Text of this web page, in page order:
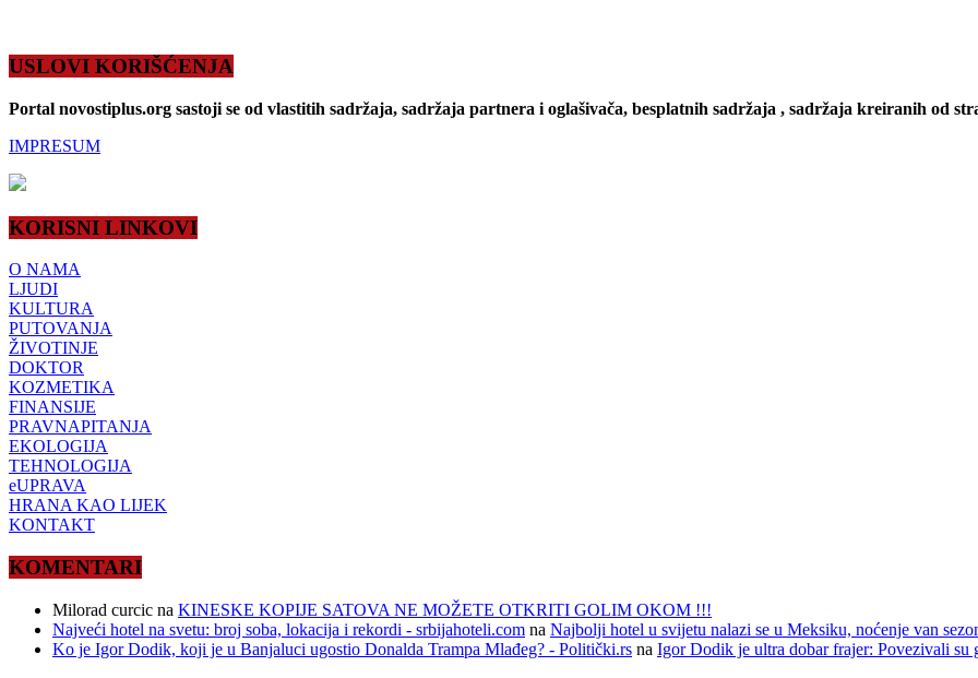
USLOVI KORIŠĆENJA
Portal novostiplus.org sastoji se od vlastitih sadržaja, sadržaja partnera i oglašivača, besplatnih sadržaja , sadržaja kreiranih od
IMPRESUM
KORISNI LINKOVI
O NAMA
LJUDI
KULTURA
PUTOVANJA
ŽIVOTINJE
DOKTOR
KOZMETIKA
FINANSIJE
PRAVNAPITANJA
EKOLOGIJA
TEHNOLOGIJA
eUPRAVA
HRANA KAO LIJEK
KONTAKT
KOMENTARI
Milorad curcic na KINESKE KOPIJE SATOVA NE MOŽETE OTKRITI GOLIM OKOM !!!
Najveći hotel na svetu: broj soba, lokacija i rekordi - srbijahoteli.com na Najbolji hotel u svijetu nalazi se u Meksiku, noćenje van
Ko je Igor Dodik, koji je u Banjaluci ugostio Donalda Trampa Mlađeg? - Politički.rs na Igor Dodik je ultra dobar frajer: Povezivali su